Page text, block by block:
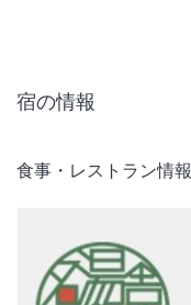
宿の情報
食事・レストラン情報